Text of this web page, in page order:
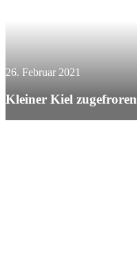
26. Februar 2021
Kleiner Kiel zugefroren